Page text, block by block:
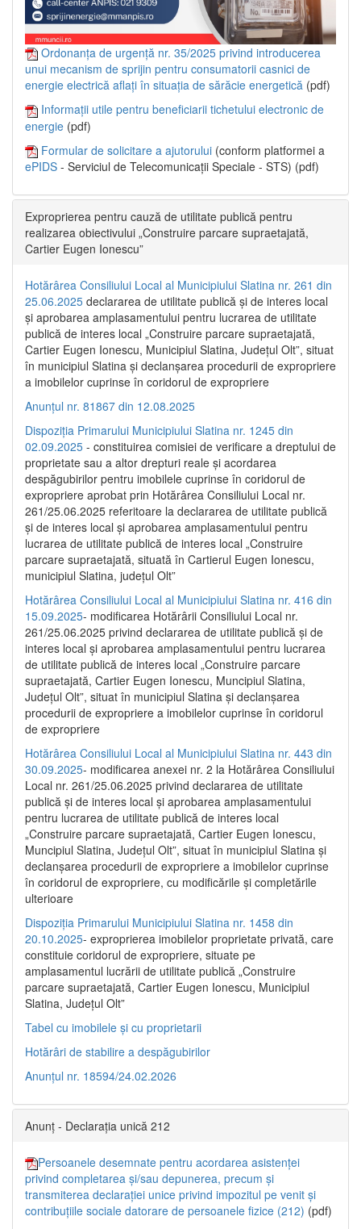
Ordonanța de urgență nr. 35/2025 privind introducerea
unui mecanism de sprijin pentru consumatorii casnici de
energie electrică aflați în situația de sărăcie energetică (pdf)
Informații utile pentru beneficiarii tichetului electronic de
energie (pdf)
Formular de solicitare a ajutorului (conform platformei a
ePIDS - Serviciul de Telecomunicații Speciale - STS) (pdf)
Exproprierea pentru cauză de utilitate publică pentru
realizarea obiectivului „Construire parcare supraetajată,
Cartier Eugen Ionescu”
Hotărârea Consiliului Local al Municipiului Slatina nr. 261 din
25.06.2025 declararea de utilitate publică și de interes local
și aprobarea amplasamentului pentru lucrarea de utilitate
publică de interes local „Construire parcare supraetajată,
Cartier Eugen Ionescu, Municipiul Slatina, Județul Olt”, situat
în municipiul Slatina și declanșarea procedurii de expropriere
a imobilelor cuprinse în coridorul de expropriere
Anunțul nr. 81867 din 12.08.2025
Dispoziția Primarului Municipiului Slatina nr. 1245 din
02.09.2025 - constituirea comisiei de verificare a dreptului de
proprietate sau a altor drepturi reale și acordarea
despăgubirilor pentru imobilele cuprinse în coridorul de
expropriere aprobat prin Hotărârea Consiliului Local nr.
261/25.06.2025 referitoare la declararea de utilitate publică
și de interes local și aprobarea amplasamentului pentru
lucrarea de utilitate publică de interes local „Construire
parcare supraetajată, situată în Cartierul Eugen Ionescu,
municipiul Slatina, județul Olt”
Hotărârea Consiliului Local al Municipiului Slatina nr. 416 din
15.09.2025- modificarea Hotărârii Consiliului Local nr.
261/25.06.2025 privind declararea de utilitate publică și de
interes local și aprobarea amplasamentului pentru lucrarea
de utilitate publică de interes local „Construire parcare
supraetajată, Cartier Eugen Ionescu, Muncipiul Slatina,
Județul Olt”, situat în municipiul Slatina și declanșarea
procedurii de expropriere a imobilelor cuprinse în coridorul
de expropriere
Hotărârea Consiliului Local al Municipiului Slatina nr. 443 din
30.09.2025- modificarea anexei nr. 2 la Hotărârea Consiliului
Local nr. 261/25.06.2025 privind declararea de utilitate
publică şi de interes local şi aprobarea amplasamentului
pentru lucrarea de utilitate publică de interes local
„Construire parcare supraetajată, Cartier Eugen Ionescu,
Muncipiul Slatina, Judeţul Olt”, situat în municipiul Slatina şi
declanşarea procedurii de expropriere a imobilelor cuprinse
în coridorul de expropriere, cu modificările şi completările
ulterioare
Dispoziția Primarului Municipiului Slatina nr. 1458 din
20.10.2025- exproprierea imobilelor proprietate privată, care
constituie coridorul de expropriere, situate pe
amplasamentul lucrării de utilitate publică „Construire
parcare supraetajată, Cartier Eugen Ionescu, Municipiul
Slatina, Județul Olt”
Tabel cu imobilele și cu proprietarii
Hotărâri de stabilire a despăgubirilor
Anunțul nr. 18594/24.02.2026
Anunț - Declarația unică 212
Persoanele desemnate pentru acordarea asistenței
privind completarea și/sau depunerea, precum și
transmiterea declarației unice privind impozitul pe venit și
contribuțiile sociale datorare de persoanele fizice (212) (pdf)